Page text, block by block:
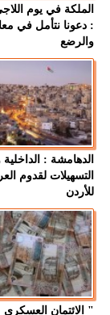
الملكة في يوم
: دعونا نتأمل في
والرضع
الدهامشة :
التسهيلات لقدوم
للأردن
" الائتمان